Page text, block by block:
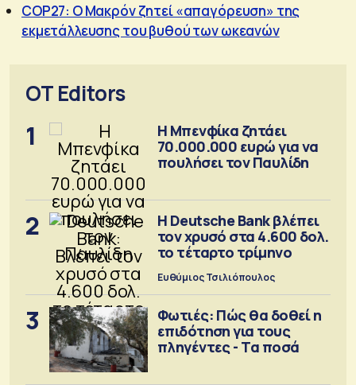
COP27: Ο Μακρόν ζητεί «απαγόρευση» της
εκμετάλλευσης του βυθού των ωκεανών
OT Editors
1
Η Μπενφίκα ζητάει
70.000.000 ευρώ για να
πουλήσει τον Παυλίδη
2
Η Deutsche Bank βλέπει
τον χρυσό στα 4.600 δολ.
το τέταρτο τρίμηνο
Ευθύμιος Τσιλιόπουλος
3
Φωτιές: Πώς θα δοθεί η
επιδότηση για τους
πληγέντες - Τα ποσά